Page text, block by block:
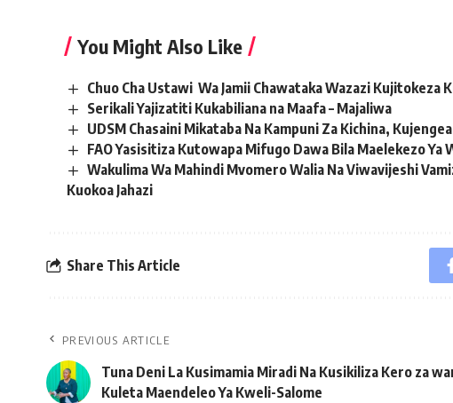
You Might Also Like
Chuo Cha Ustawi Wa Jamii Chawataka Wazazi Kujitokeza
Serikali Yajizatiti Kukabiliana na Maafa – Majaliwa
UDSM Chasaini Mikataba Na Kampuni Za Kichina,
FAO Yasisitiza Kutowapa Mifugo Dawa Bila Maelekezo Ya
Wakulima Wa Mahindi Mvomero Walia Na Viwavijeshi
Kuokoa Jahazi
Share This Article
PREVIOUS ARTICLE
Tuna Deni La Kusimamia Miradi Na Kusikiliza Kero za
Kuleta Maendeleo Ya Kweli-Salome